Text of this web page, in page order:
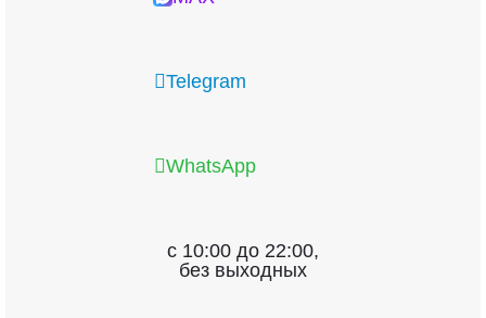
Telegram
WhatsApp
c 10:00 до 22:00,
без выходных